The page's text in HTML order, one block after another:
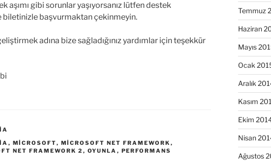
aşımı gibi sorunlar yaşıyorsanız lütfen destek
biletinizle başvurmaktan çekinmeyin.
adına bize sağladığınız yardımlar için teşekkür
, MICROSOFT, MICROSOFT NET FRAMEWORK ,
NET FRAMEWORK 2 , OYUNLA , PERFORMANS
Temmuz
Haziran
Mayıs
Ocak
Aralık
Kasım
Ekim
Nisan
Ağustos